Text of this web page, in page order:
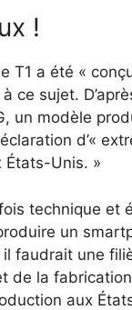
!
T1 a été «
ce sujet.
un modèle
d’«
Unis. »
technique et
un
faudrait une
de la
aux